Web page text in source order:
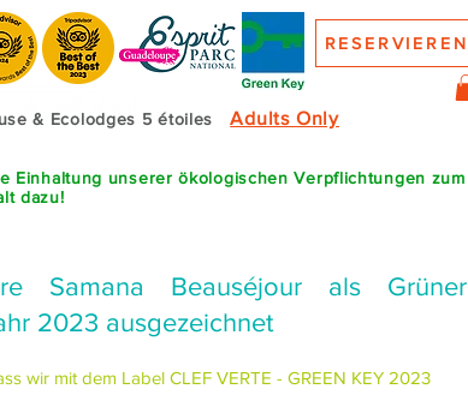
RESERVIEREN
& Ecolodges 5 étoilesAdults Only
Einhaltung unserer ökologischen Verpflichtungen zum
dazu!
Samana Beauséjour als Grüner
2023 ausgezeichnet
wir mit dem Label CLEF VERTE - GREEN KEY 2023